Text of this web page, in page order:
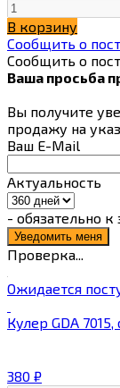
В корзину
Сообщить о
Сообщить о
Ваша просьба
Вы получите
продажу на
Ваш E-Mail
Актуальность
- обязательно
Проверка...
Ожидается
Кулер GDA 7015,
380 ₽